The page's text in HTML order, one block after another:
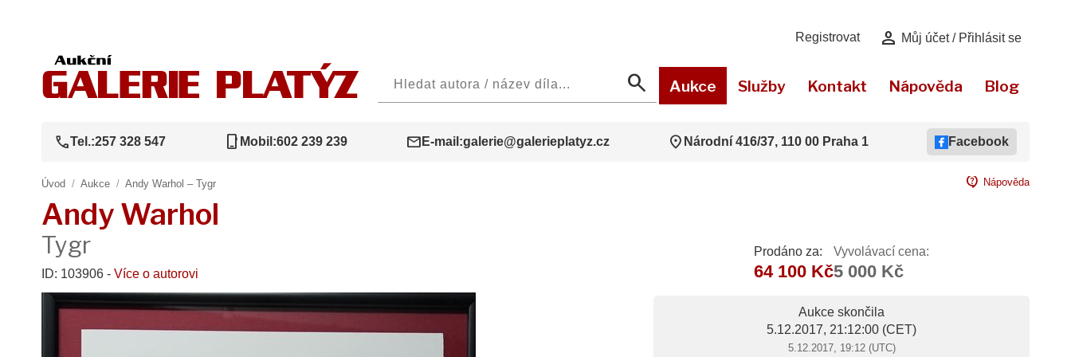
Registrovat person Můj účet / Přihlásit se
search Aukce Služby Kontakt Nápověda Blog
callTel.:257 328 547 phone_iphone Mobil:602 239 239 mail E-mail:galerie@galerieplatyz.cz location_on Národní 416/37, 110 00 Praha 1 Facebook
Úvod / Aukce / Andy Warhol – Tygr contact_support Nápověda
Andy Warhol
Tygr
ID: 103906 - Více o autorovi
Prodáno za:
64 100 Kč
Vyvolávací cena:
5 000 Kč
Aukce skončila
5.12.2017, 21:12:00 (CET)
5.12.2017, 19:12 (UTC)